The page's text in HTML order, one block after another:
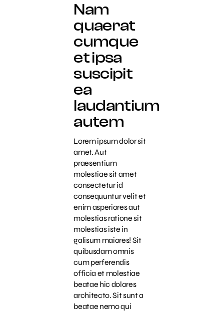
Nam
quaerat
cumque
et ipsa
suscipit
ea
laudantium
autem
Lorem ipsum dolor sit
amet. Aut
praesentium
molestiae sit amet
consectetur id
consequuntur velit et
enim asperiores aut
molestias ratione sit
molestias iste in
galisum maiores! Sit
quibusdam omnis
cum perferendis
officia et molestiae
beatae hic dolores
architecto. Sit sunt a
beatae nemo qui